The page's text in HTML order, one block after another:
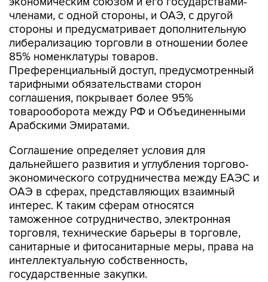
стороны и предусматривает дополнительную
либерализацию торговли в отношении более
85% номенклатуры товаров.
Преференциальный доступ, предусмотренный
тарифными обязательствами сторон
соглашения, покрывает более 95%
товарооборота между РФ и Объединенными
Арабскими Эмиратами.
Соглашение определяет условия для
экономического сотрудничества между ЕАЭС и
ОАЭ в сферах, представляющих взаимный
интерес. К таким сферам относятся
таможенное сотрудничество, электронная
торговля, технические барьеры в торговле,
санитарные и фитосанитарные меры, права на
интеллектуальную собственность,
государственные закупки.
Также соглашение предусматривает